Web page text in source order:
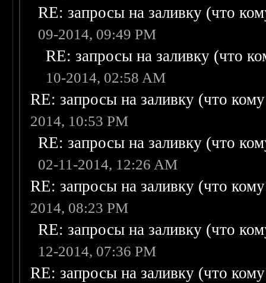
RE: запросы на заливку (что
09-2014, 09:49 PM
RE: запросы на заливку (что
10-2014, 02:58 AM
RE: запросы на заливку (что
2014, 10:53 PM
RE: запросы на заливку (что
02-11-2014, 12:26 AM
RE: запросы на заливку (что
2014, 08:23 PM
RE: запросы на заливку (что
12-2014, 07:36 PM
RE: запросы на заливку (что